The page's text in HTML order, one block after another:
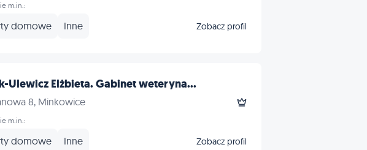
m.in.:
domowe Inne Zobacz profil
Ulewicz Elżbieta. Gabinet weteryna...
8, Minkowice
m.in.:
domowe Inne Zobacz profil